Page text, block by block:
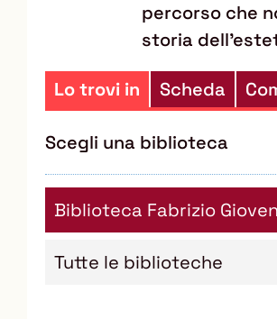
percorso che
storia
Lo trovi in Scheda
Scegli una biblioteca
Biblioteca Fabrizio
Tutte le biblioteche